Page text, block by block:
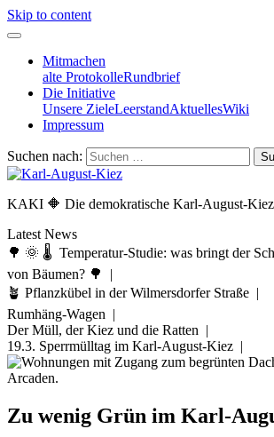
Skip to content
Mitmachen
alte ProtokolleRundbrief
Die Initiative
Unsere ZieleLeerstandAktuellesWiki
Impressum
Suchen nach:
KAKI 🔶 Die demokratische Karl-August-
Latest News
🌳 🌞 🌡️ Temperatur-Studie: was bringt der
von Bäumen? 🌳 |
🪴 Pflanzkübel in der Wilmersdorfer Straße |
Rumhäng-Wagen |
Der Müll, der Kiez und die Ratten |
19.3. Sperrmülltag im Karl-August-Kiez |
Zu wenig Grün im Karl-